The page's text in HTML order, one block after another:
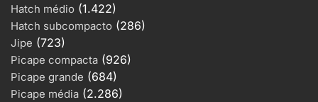
Hatch médio (1.422)
Hatch subcompacto (286)
Jipe (723)
Picape compacta (926)
Picape grande (684)
Picape média (2.286)